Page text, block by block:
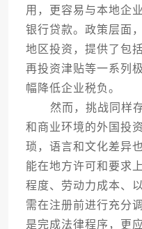
用，更容易与本地企
银行贷款。政策层面
地区投资，提供了包
再投资津贴等一系列
幅降低企业税负。
然而，挑战同样存
和商业环境的外国投
琐，语言和文化差异
能在地方许可和要求
程度、劳动力成本、
需在注册前进行充分
是完成法律程序，更